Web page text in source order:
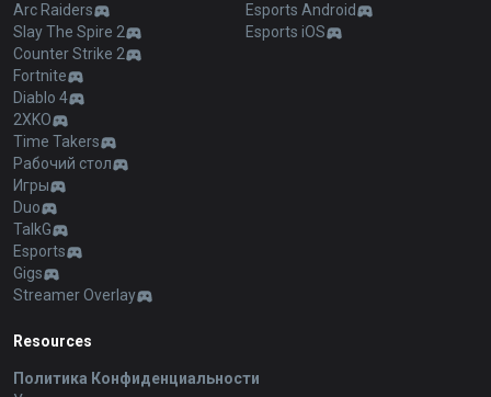
Arc Raiders
Slay The Spire 2
Counter Strike 2
Fortnite
Diablo 4
2XKO
Time Takers
Рабочий стол
Игры
Duo
TalkG
Esports
Gigs
Streamer Overlay
Esports Android
Esports iOS
Resources
Политика Конфиденциальности